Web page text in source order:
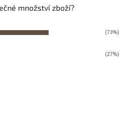
množství zboží?
(73%)
(27%)